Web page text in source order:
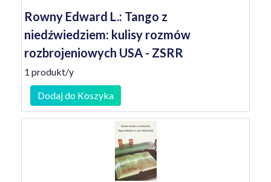
Rowny Edward L.: Tango z
niedźwiedziem: kulisy rozmów
rozbrojeniowych USA - ZSRR
1 produkt/y
Dodaj do Koszyka